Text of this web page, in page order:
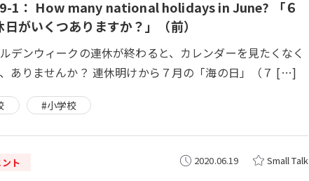
1： How many national holidays in June? 「６
がいくつありますか？」（前）
デンウィークの連休が終わると、カレンダーを見たくなく
ありませんか？ 連休明けから７月の「海の日」（７ […]
#小学校
ト Small Talk
2020.06.19